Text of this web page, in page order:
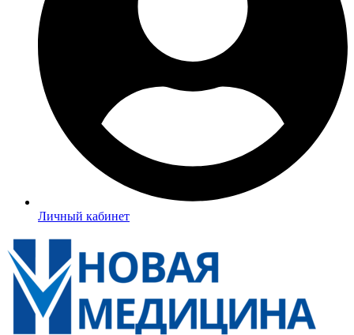
Личный кабинет